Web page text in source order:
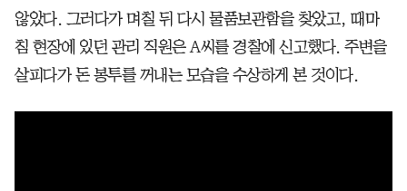
않았다. 그러다가 며칠 뒤 다시 물품보관함을 찾았고, 때마
침 현장에 있던 관리 직원은 A씨를 경찰에 신고했다. 주변을
살피다가 돈 봉투를 꺼내는 모습을 수상하게 본 것이다.